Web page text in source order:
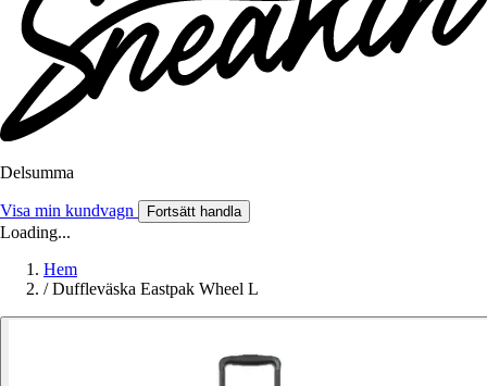
Delsumma
Visa min kundvagn Fortsätt handla
Loading...
Hem
/ Duffleväska Eastpak Wheel L